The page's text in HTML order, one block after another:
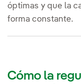
óptimas y que la
forma constante.
Cómo la